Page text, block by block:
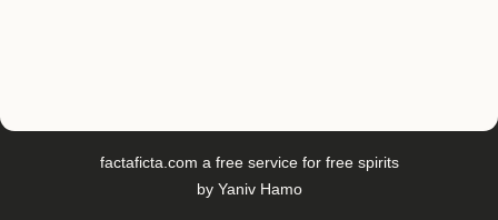
factaficta.com a free service for free spirits
by Yaniv Hamo